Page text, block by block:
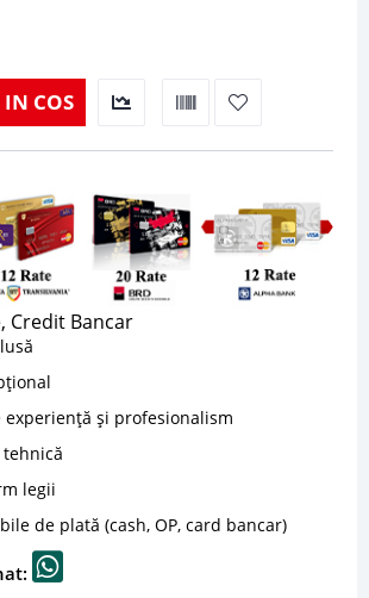
COS
Credit Bancar
experiență și profesionalism
legii
de plată (cash, OP, card bancar)